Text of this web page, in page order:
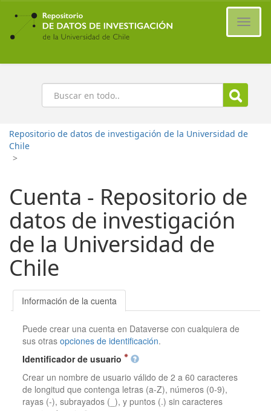
Ir
contenido
principal
Buscar
Repositorio de datos de investigación de la Universidad de
Chile
>
Cuenta - Repositorio de
datos de investigación
de la Universidad de
Chile
Información de la cuenta
Puede crear una cuenta en Dataverse con cualquiera de
sus otrasopciones de identificación.
Identificador de usuario
Crear un nombre de usuario válido de 2 a 60 caracteres
de longitud que contenga letras (a-Z), números (0-9),
rayas (-), subrayados (_), y puntos (.) sin caracteres